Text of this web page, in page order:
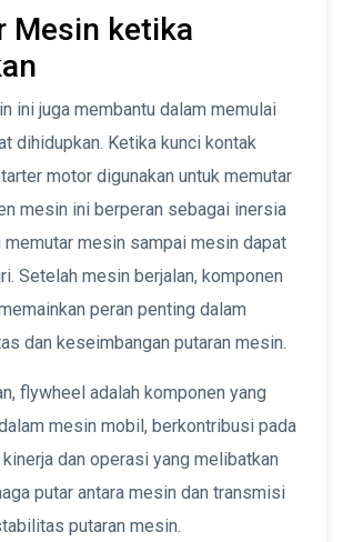
Mesin ketika
ini juga membantu dalam memulai
dihidupkan. Ketika kunci kontak
motor digunakan untuk memutar
mesin ini berperan sebagai inersia
memutar mesin sampai mesin dapat
Setelah mesin berjalan, komponen
peran penting dalam
dan keseimbangan putaran mesin.
flywheel adalah komponen yang
mesin mobil, berkontribusi pada
dan operasi yang melibatkan
putar antara mesin dan transmisi
putaran mesin.